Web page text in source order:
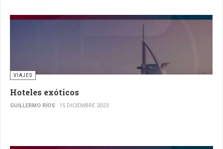
VIAJES
Hoteles exóticos
GUILLERMO RÍOS 15 DICIEMBRE 2023